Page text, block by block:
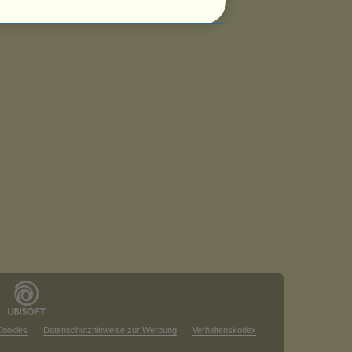
Datenschutzhinweise zur Werbung Verhaltenskodex